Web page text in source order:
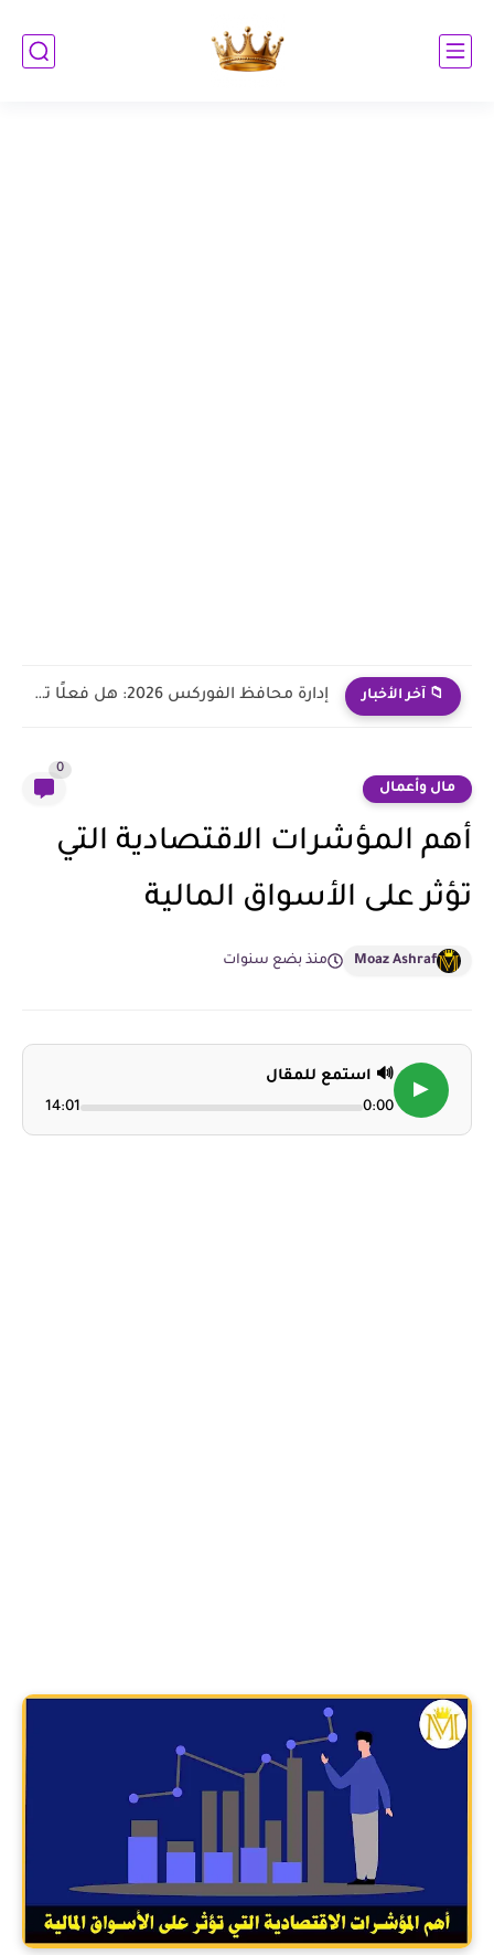
📁 آخر الأخبار إدارة محافظ الفوركس 2026: هل فعلًا تستاهل تسلّم فلوسك لمدير...
مال وأعمال
0
أهم المؤشرات الاقتصادية التي
تؤثر على الأسواق المالية
Moaz Ashraf منذ بضع سنوات
▶
🔊 استمع للمقال
0:00
14:01